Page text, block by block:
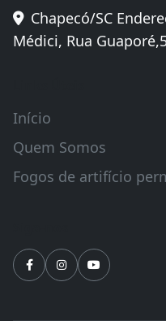
WhatsApp
Chapecó/SC
Links Úteis
Início
Quem Somos
Siga-nos